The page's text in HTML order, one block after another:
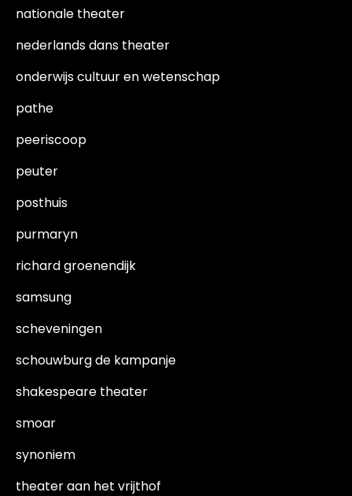
nationale theater
nederlands dans theater
onderwijs cultuur en wetenschap
pathe
peeriscoop
peuter
posthuis
purmaryn
richard groenendijk
samsung
scheveningen
schouwburg de kampanje
shakespeare theater
smoar
synoniem
theater aan het vrijthof